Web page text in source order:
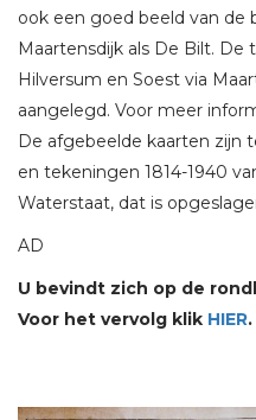
ook een goed beeld van de
Maartensdijk als De Bilt.
Hilversum en Soest via
aangelegd. Voor meer
De afgebeelde kaarten zijn
en tekeningen 1814-1940
Waterstaat, dat is
AD
U bevindt zich op de
Voor het vervolg klik HIER.